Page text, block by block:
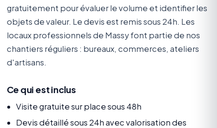
gratuitement pour évaluer le volume et identifier les
objets de valeur. Le devis est remis sous 24h. Les
locaux professionnels de Massy font partie de nos
chantiers réguliers : bureaux, commerces, ateliers
d'artisans.
Ce qui est inclus
Visite gratuite sur place sous 48h
Devis détaillé sous 24h avec valorisation des